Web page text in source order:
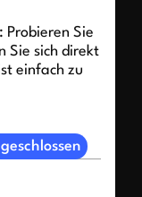
Probieren Sie
Sie sich direkt
einfach zu